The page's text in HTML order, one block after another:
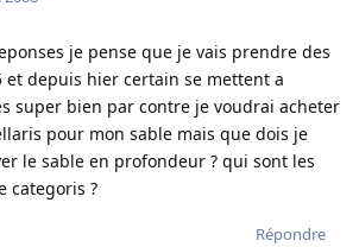
je pense que je vais prendre des
et depuis hier certain se mettent a
super bien par contre je voudrai acheter
pour mon sable mais que dois je
le sable en profondeur ? qui sont les
categoris ?
Répondre